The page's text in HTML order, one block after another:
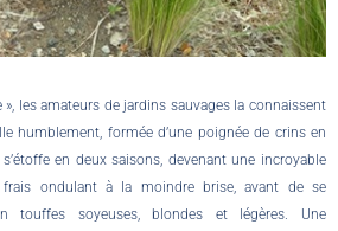
», les amateurs de jardins sauvages la connaissent
humblement, formée d’une poignée de crins en
en deux saisons, devenant une incroyable
ondulant à la moindre brise, avant de se
touffes soyeuses, blondes et légères. Une